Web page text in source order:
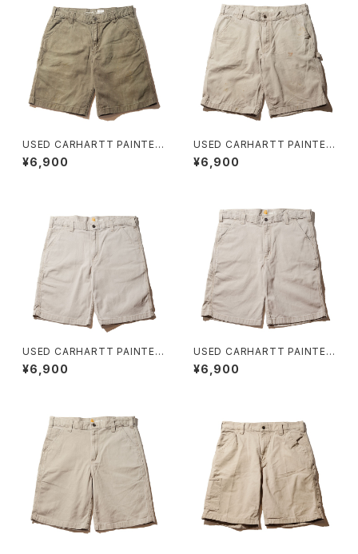
USED CARHARTT PAINTER
SHORT H ユーズド カーハート
ワークショーツ
¥6,900
USED CARHARTT PAINTER
SHORT G ユーズド カーハート
ワークショーツ
¥6,900
USED CARHARTT PAINTER
SHORT F ユーズド カーハート
ワークショーツ
¥6,900
USED CARHARTT PAINTER
SHORT E ユーズド カーハート
ワークショーツ
¥6,900